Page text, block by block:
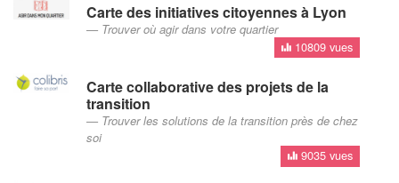
Carte des initiatives citoyennes à Lyon
Trouver où agir dans votre quartier
10809 vues
Carte collaborative des projets de la
transition
Trouver les solutions de la transition près de chez
soi
9035 vues